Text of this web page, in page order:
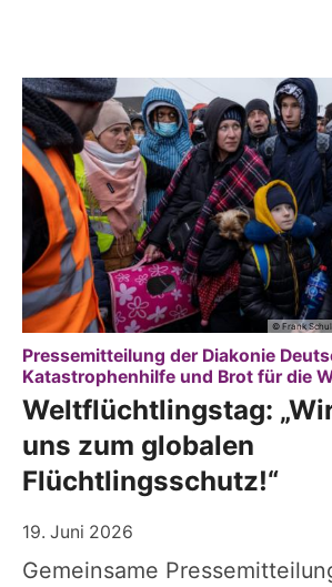
© Frank
Pressemitteilung der Diakonie
Katastrophenhilfe und Brot für die
Weltflüchtlingstag:
uns zum globalen
Flüchtlingsschutz!“
19. Juni 2026
Gemeinsame